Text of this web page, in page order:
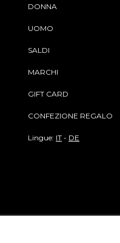
DONNA
UOMO
SALDI
MARCHI
GIFT CARD
CONFEZIONE REGALO
Lingue: IT - DE